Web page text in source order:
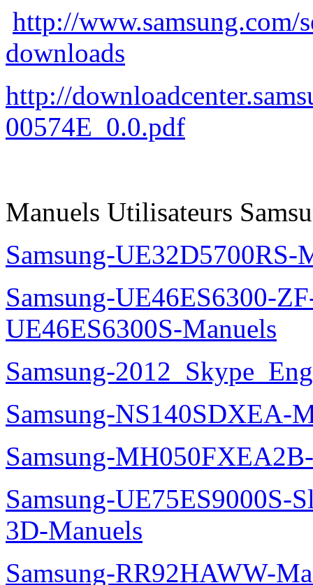
http://
downloads
http://
00574E_0.0.pdf
Manuels Utilisateurs
Samsung-UE32D5700RS-
Samsung-UE46ES6300-
UE46ES6300S-Manuels
Samsung-
Samsung-NS140SDXEA-
Samsung-
Samsung-
3D-Manuels
Samsung-RR92HAWW-